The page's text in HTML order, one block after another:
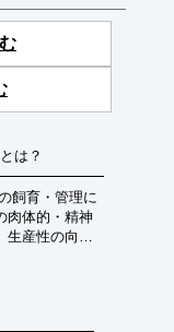
は？
飼育・管理に
肉体的・精神
生産性の向
実現を目指